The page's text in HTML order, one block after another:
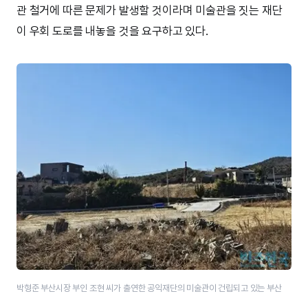
관 철거에 따른 문제가 발생할 것이라며 미술관을 짓는 재단
이 우회 도로를 내놓을 것을 요구하고 있다.
박형준 부산시장 부인 조현 씨가 출연한 공익재단의 미술관이 건립되고 있는 부산